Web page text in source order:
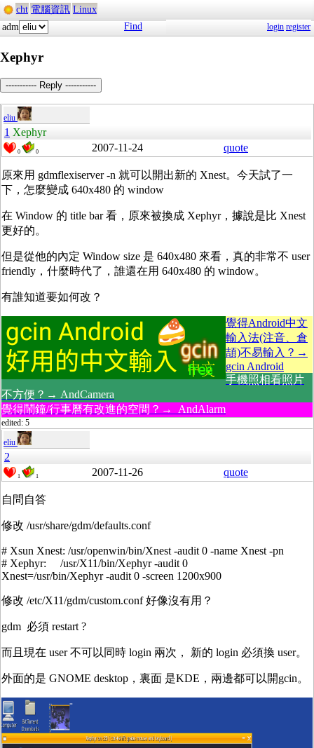
cht 電腦資訊 Linux
adm
Find login register
Xephyr
----------- Reply -----------
eliu
1 Xephyr
0 0 2007-11-24 quote
原來用 gdmflexiserver -n 就可以開出新的 Xnest。今天試了一
下，怎麼變成 640x480 的 window
在 Window 的 title bar 看，原來被換成 Xephyr，據說是比 Xnest
更好的。
但是從他的內定 Window size 是 640x480 來看，真的非常不 user
friendly，什麼時代了，誰還在用 640x480 的 window。
有誰知道要如何改？
覺得Android中文
輸入法(注音、倉
頡)不易輸入？→
gcin Android
手機照相看照片
不方便？→ AndCamera
覺得鬧鐘/行事曆有改進的空間？→ AndAlarm
edited: 5
eliu
2
1 1 2007-11-26 quote
自問自答
修改 /usr/share/gdm/defaults.conf
# Xsun Xnest: /usr/openwin/bin/Xnest -audit 0 -name Xnest -pn
# Xephyr: /usr/X11/bin/Xephyr -audit 0
Xnest=/usr/bin/Xephyr -audit 0 -screen 1200x900
修改 /etc/X11/gdm/custom.conf 好像沒有用？
gdm 必須 restart ?
而且現在 user 不可以同時 login 兩次， 新的 login 必須換 user。
外面的是 GNOME desktop，裏面 是KDE，兩邊都可以開gcin。